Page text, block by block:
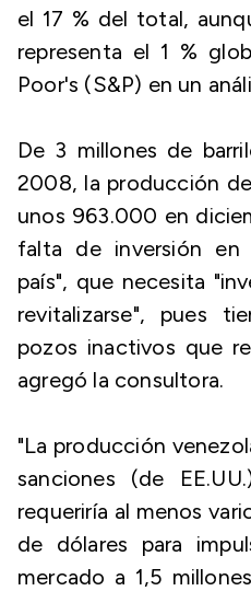
el 17 % del total,
representa el 1 %
Poor's (S&P) en un
De 3 millones de
2008, la producción
unos 963.000 en
falta de inversión en
país", que necesita
revitalizarse", pues
pozos inactivos que
agregó la consultora.
"La producción
sanciones (de
requeriría al menos
de dólares para
mercado a 1,5